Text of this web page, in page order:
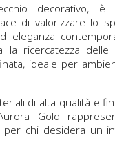
decorativo, è
di valorizzare lo
eleganza
la ricercatezza
ideale per
di alta qualità e
Gold
per chi desidera un